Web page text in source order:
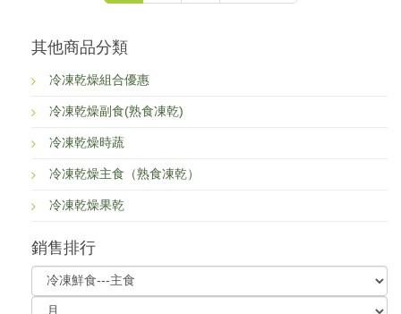
其他商品分類
冷凍乾燥組合優惠
冷凍乾燥副食(熟食凍乾)
冷凍乾燥時蔬
冷凍乾燥主食（熟食凍乾）
冷凍乾燥果乾
銷售排行